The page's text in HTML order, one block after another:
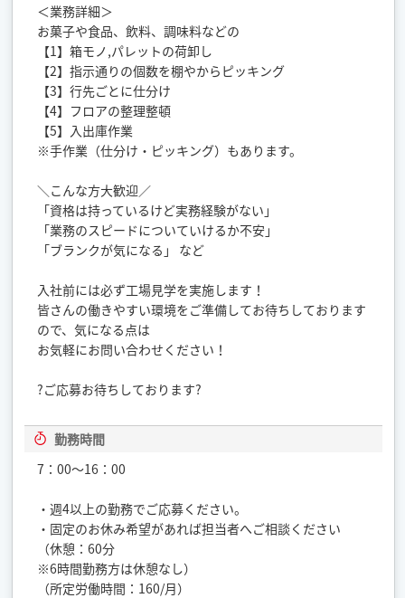
＜業務詳細＞
お菓子や食品、飲料、調味料などの
【1】箱モノ,パレットの荷卸し
【2】指示通りの個数を棚やからピッキング
【3】行先ごとに仕分け
【4】フロアの整理整頓
【5】入出庫作業
※手作業（仕分け・ピッキング）もあります。
＼こんな方大歓迎／
「資格は持っているけど実務経験がない」
「業務のスピードについていけるか不安」
「ブランクが気になる」 など
入社前には必ず工場見学を実施します！
皆さんの働きやすい環境をご準備してお待ちしております
ので、気になる点は
お気軽にお問い合わせください！
?ご応募お待ちしております?
勤務時間
7：00〜16：00
・週4以上の勤務でご応募ください。
・固定のお休み希望があれば担当者へご相談ください
（休憩：60分
※6時間勤務方は休憩なし）
（所定労働時間：160/月）